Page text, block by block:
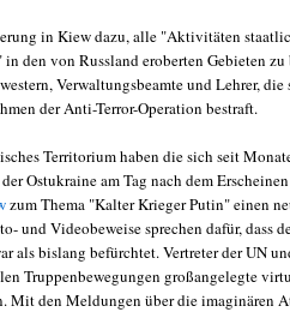
in Kiew dazu, alle "Aktivitäten
den von Russland eroberten Gebieten zu
Verwaltungsbeamte und Lehrer,
der Anti-Terror-Operation bestraft.
Territorium haben die sich seit
Ostukraine am Tag nach dem
zum Thema "Kalter Krieger Putin" einen
und Videobeweise sprechen dafür, dass
als bislang befürchtet. Vertreter der UN
Truppenbewegungen großangelegte
Mit den Meldungen über die imaginären